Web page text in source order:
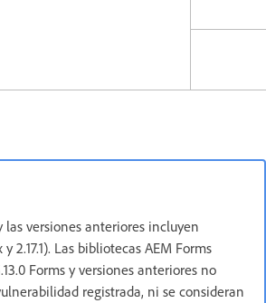
las versiones anteriores incluyen
2.17.1). Las bibliotecas AEM Forms
Forms y versiones anteriores no
registrada, ni se consideran